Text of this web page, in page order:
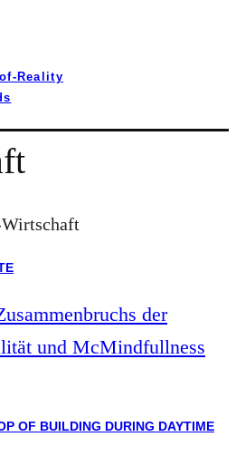
Reality
der
und McMindfullness